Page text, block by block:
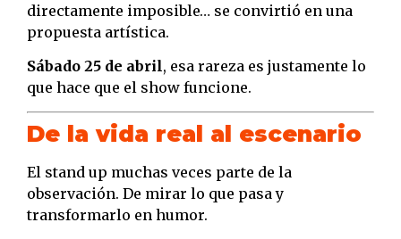
directamente imposible… se convirtió en una
propuesta artística.
Sábado 25 de abril, esa rareza es justamente lo
que hace que el show funcione.
De la vida real al escenario
El stand up muchas veces parte de la
observación. De mirar lo que pasa y
transformarlo en humor.